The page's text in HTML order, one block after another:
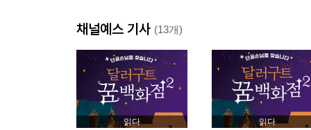
2 사실 노래에 목숨을 걸진 않았다
느티나무 같은 위로
〈아침 이슬〉과 김민기
‘이루어질 수 없는 사랑’은 없다
킹박과의 질긴 인연
채널예스 기사 (13개)
읽다 읽다